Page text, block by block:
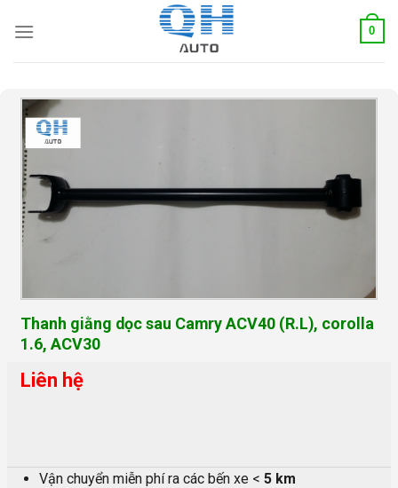
0
Thanh giằng dọc sau Camry ACV40 (R.L), corolla
1.6, ACV30
Liên hệ
Vận chuyển miễn phí ra các bến xe < 5 km